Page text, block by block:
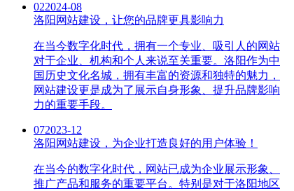
022024-08
洛阳网站建设，让您的品牌更具影响力
在当今数字化时代，拥有一个专业、吸引人的网站
对于企业、机构和个人来说至关重要。洛阳作为中
国历史文化名城，拥有丰富的资源和独特的魅力，
网站建设更是成为了展示自身形象、提升品牌影响
力的重要手段。
072023-12
洛阳网站建设，为企业打造良好的用户体验！
在当今的数字化时代，网站已成为企业展示形象、
推广产品和服务的重要平台。特别是对于洛阳地区